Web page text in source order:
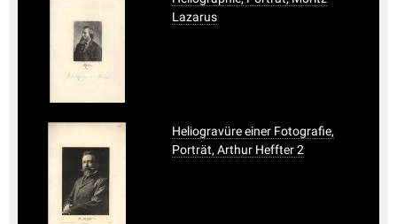
Lazarus
Heliogravüre einer Fotografie,
Porträt, Arthur Heffter 2